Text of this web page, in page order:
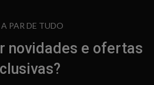
PAR DE TUDO
novidades e ofertas